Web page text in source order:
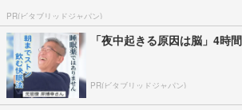
PR(ビタブリッドジャパン)
「夜中起きる原因は脳」4時
PR(ビタブリッドジャパン)